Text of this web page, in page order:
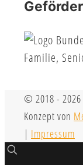
© 2018 - 2026
Konzept von
| Impressum